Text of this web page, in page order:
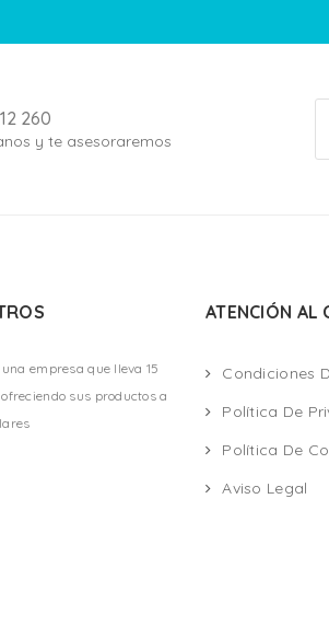
260
y te asesoraremos
empresa que lleva 15
sus productos a
ATENCIÓN AL
Condiciones
Política De
Política De
Aviso Legal